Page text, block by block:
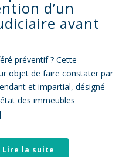
d’un
avant
préventif ? Cette
objet de faire constater par
et impartial, désigné
des immeubles
Lire la suite